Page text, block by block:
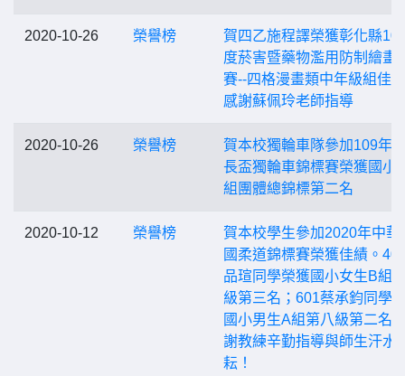
2020-10-26 榮譽榜
賀四乙施程譯榮獲彰化縣
度菸害暨藥物濫用防制繪畫
賽--四格漫畫類中年級組佳
感謝蘇佩玲老師指導
2020-10-26 榮譽榜
賀本校獨輪車隊參加109年
長盃獨輪車錦標賽榮獲國小
組團體總錦標第二名
2020-10-12 榮譽榜
賀本校學生參加2020年中華
國柔道錦標賽榮獲佳績。
品瑄同學榮獲國小女生B組
級第三名；601蔡承鈞同學
國小男生A組第八級第二名
謝教練辛勤指導與師生汗水
耘！